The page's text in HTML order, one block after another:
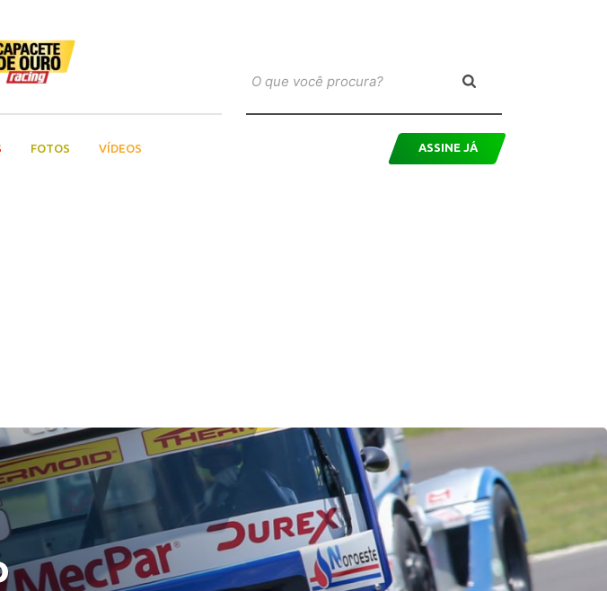
FOTOS VÍDEOS ASSINE JÁ